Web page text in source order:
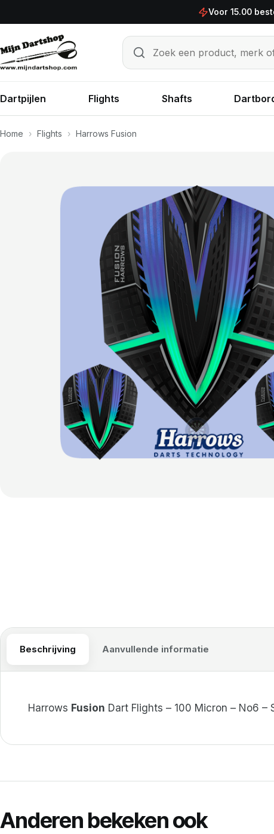
Voor 15.00
Zoek een product, merk of
Zoeken
Dartpijlen Flights Shafts
Home › Flights › Harrows Fusion
Beschrijving Aanvullende informatie
Harrows Fusion Dart Flights – 100 Micron – No6 –
Anderen bekeken ook